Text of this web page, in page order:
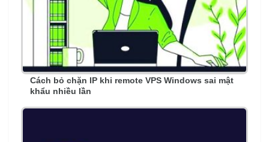
Cách bỏ chặn IP khi remote VPS Windows sai mật
khẩu nhiều lần